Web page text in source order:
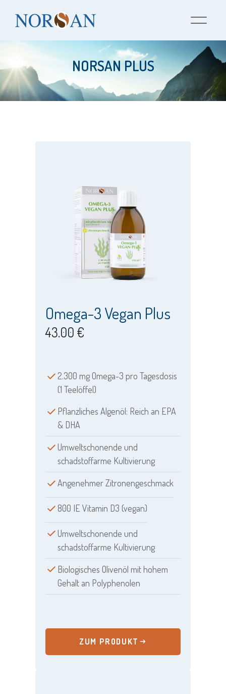
Inhalt
NORSAN PLUS
Omega-3 Vegan Plus
43.00 €
2.300 mg Omega-3 pro Tagesdosis
(1 Teelöffel)
Pflanzliches Algenöl: Reich an EPA
& DHA
Umweltschonende und
schadstoffarme Kultivierung
Angenehmer Zitronengeschmack
800 IE Vitamin D3 (vegan)
Umweltschonende und
schadstoffarme Kultivierung
Biologisches Olivenöl mit hohem
Gehalt an Polyphenolen
ZUM PRODUKT